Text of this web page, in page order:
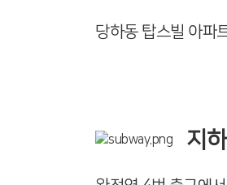
당하동 탑스빌 아
지